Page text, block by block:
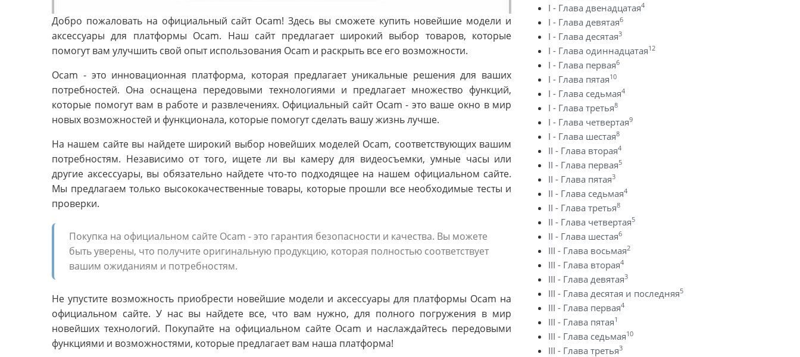
Добро пожаловать на официальный сайт Ocam! Здесь вы сможете купить новейшие модели и
аксессуары для платформы Ocam. Наш сайт предлагает широкий выбор товаров, которые
помогут вам улучшить свой опыт использования Ocam и раскрыть все его возможности.
Ocam - это инновационная платформа, которая предлагает уникальные решения для ваших
потребностей. Она оснащена передовыми технологиями и предлагает множество функций,
которые помогут вам в работе и развлечениях. Официальный сайт Ocam - это ваше окно в мир
новых возможностей и функционала, которые помогут сделать вашу жизнь лучше.
На нашем сайте вы найдете широкий выбор новейших моделей Ocam, соответствующих вашим
потребностям. Независимо от того, ищете ли вы камеру для видеосъемки, умные часы или
другие аксессуары, вы обязательно найдете что-то подходящее на нашем официальном сайте.
Мы предлагаем только высококачественные товары, которые прошли все необходимые тесты и
проверки.
Покупка на официальном сайте Ocam - это гарантия безопасности и качества. Вы можете
быть уверены, что получите оригинальную продукцию, которая полностью соответствует
вашим ожиданиям и потребностям.
Не упустите возможность приобрести новейшие модели и аксессуары для платформы Ocam на
официальном сайте. У нас вы найдете все, что вам нужно, для полного погружения в мир
новейших технологий. Покупайте на официальном сайте Ocam и наслаждайтесь передовыми
функциями и возможностями, которые предлагает вам наша платформа!
I - Глава двенадцатая4
I - Глава девятая6
I - Глава десятая3
I - Глава одиннадцатая12
I - Глава первая6
I - Глава пятая10
I - Глава седьмая4
I - Глава третья8
I - Глава четвертая9
I - Глава шестая8
II - Глава вторая4
II - Глава первая5
II - Глава пятая3
II - Глава седьмая4
II - Глава третья8
II - Глава четвертая5
II - Глава шестая6
III - Глава восьмая2
III - Глава вторая4
III - Глава девятая3
III - Глава десятая и последняя5
III - Глава первая4
III - Глава пятая1
III - Глава седьмая10
III - Глава третья3